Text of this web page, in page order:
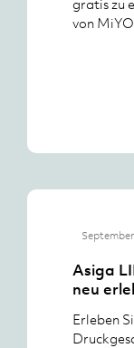
gratis zu
von
Asiga
neu
Erleben